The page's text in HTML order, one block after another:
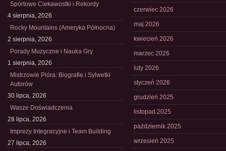
Sportowe Ciekawostki i Rekordy
4 sierpnia, 2026
Rocky Mountains (Ameryka Północna)
2 sierpnia, 2026
Porady Muzyczne i Nauka Gry
1 sierpnia, 2026
Mistrzowie Pióra: Biografie i Sylwetki
Autorów
30 lipca, 2026
Wasze Doświadczenia
28 lipca, 2026
Imprezy Integracyjne i Team Building
27 lipca, 2026
czerwiec 2026
maj 2026
kwiecień 2026
marzec 2026
luty 2026
styczeń 2026
grudzień 2025
listopad 2025
październik 2025
wrzesień 2025